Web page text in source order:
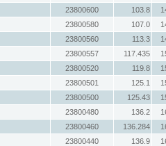
23800600 103.8
23800580 107.0
23800560 113.3
23800557 117.435
23800520 119.8
23800501 125.1
23800500 125.43
23800480 136.2
23800460 136.284
23800440 136.9